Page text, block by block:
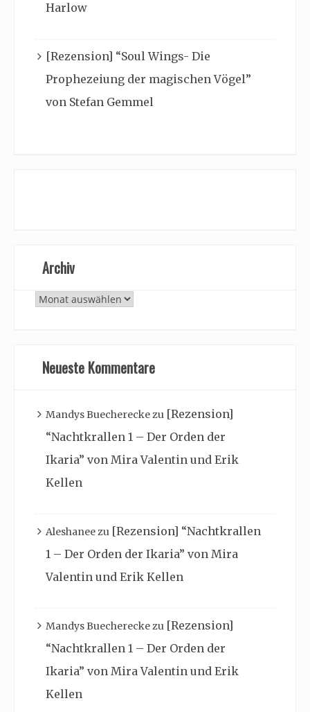
Harlow
[Rezension] “Soul Wings- Die
Prophezeiung der magischen Vögel”
von Stefan Gemmel
Archiv
Archiv
Neueste Kommentare
Mandys Buechereckezu [Rezension]
“Nachtkrallen 1 – Der Orden der
Ikaria” von Mira Valentin und Erik
Kellen
Aleshaneezu [Rezension] “Nachtkrallen
1 – Der Orden der Ikaria” von Mira
Valentin und Erik Kellen
Mandys Buechereckezu [Rezension]
“Nachtkrallen 1 – Der Orden der
Ikaria” von Mira Valentin und Erik
Kellen